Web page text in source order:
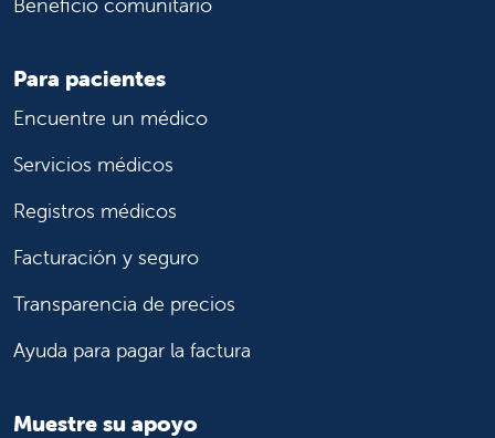
Para pacientes
Encuentre un médico
Servicios médicos
Registros médicos
Facturación y seguro
Transparencia de precios
Ayuda para pagar la factura
Muestre su apoyo